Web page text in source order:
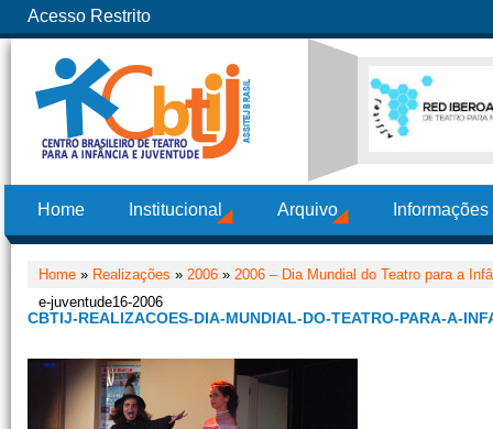
Acesso Restrito
Home Institucional Arquivo
Home » Realizações » 2006 » 2006 – Dia Mundial do Teatro para a
e-juventude16-2006
CBTIJ-REALIZACOES-DIA-MUNDIAL-DO-TEATRO-PARA-A-